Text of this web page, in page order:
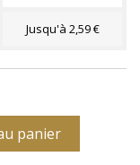
Jusqu'à 2,59 €
panier